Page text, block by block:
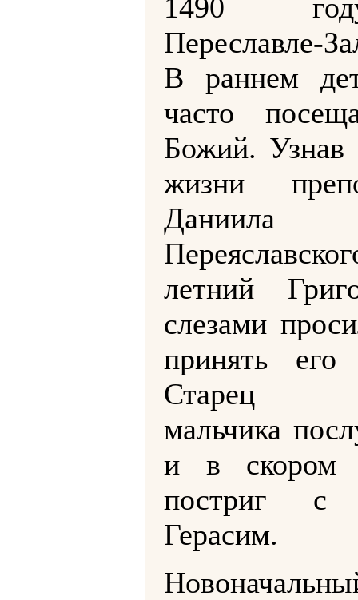
1490
Переславле-
В раннем
часто
Божий. Узнав
жизни
Даниила
летний
слезами
принять
Старец
мальчика
и в скором
постриг с
Герасим.